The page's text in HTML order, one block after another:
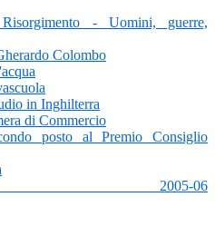
- Uomini, guerre,
Colombo
in Inghilterra
di Commercio
posto al Premio Consiglio
2005-06